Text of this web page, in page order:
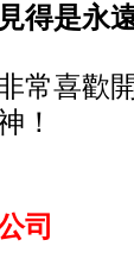
得是永
常喜歡
！
司